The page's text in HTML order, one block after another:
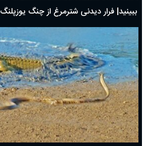
ببینید| فرار دیدنی شترمرغ از چنگ یوزپلنگ